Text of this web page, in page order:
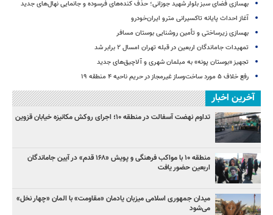
بهسازی فضای سبز بلوار شهید جوزانی؛ حذف کنده‌های فرسوده و جانمایی نهال‌های جدید
آغاز احداث پایانه تاکسیرانی مترو ایران‌خودرو
بهسازی زیرساختی و تأمین روشنایی بوستان مسافر
تمهیدات جاماندگان اربعین در قبله تهران امسال ۲ برابر شد
تجهیز «بوستان پونه» به مبلمان شهری و آلاچیق‌های جدید
رفع خلاف ۵ مورد ساخت‌وساز غیرمجاز در حریم ناحیه ۴ منطقه ۱۹
آخرین اخبار
تداوم نهضت آسفالت در منطقه ۱۰؛ اجرای روکش مکانیزه خیابان قزوین
منطقه ۱۰ با مواکب فرهنگی و پویش «۱۶۸ قدم» در آیین جاماندگان
اربعین حضور یافت
میدان جمهوری اسلامی میزبان یادمان «مقاومت» با المان «چهار نخل»
می‌شود